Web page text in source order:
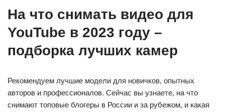
На что снимать видео для
YouTube в 2023 году –
подборка лучших камер
Рекомендуем лучшие модели для новичков, опытных
авторов и профессионалов. Сейчас вы узнаете, на что
снимают топовые блогеры в России и за рубежом, и какая